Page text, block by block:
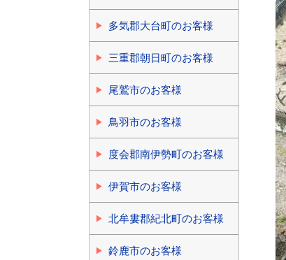
多気郡大台町のお客様
三重郡朝日町のお客様
尾鷲市のお客様
鳥羽市のお客様
度会郡南伊勢町のお客様
伊賀市のお客様
北牟婁郡紀北町のお客様
鈴鹿市のお客様